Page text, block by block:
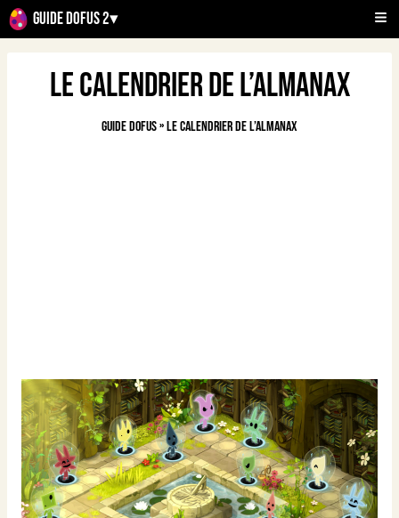
Guide Dofus 2▾
Le calendrier de l’Almanax
Guide Dofus»Le calendrier de l’Almanax